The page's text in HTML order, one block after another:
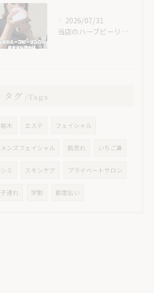
2026/07/31
当店のハーブピーリングが最安値な理由🌿
タグ Tags
栃木 エステ フェイシャル
メンズフェイシャル 肌荒れ いちご鼻
シミ スキンケア プライベートサロン
子連れ 学割 都度払い